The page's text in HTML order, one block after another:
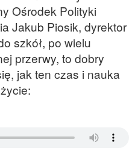
Ośrodek Polityki
Jakub Piosik, dyrektor
szkół, po wielu
przerwy, to dobry
jak ten czas i nauka